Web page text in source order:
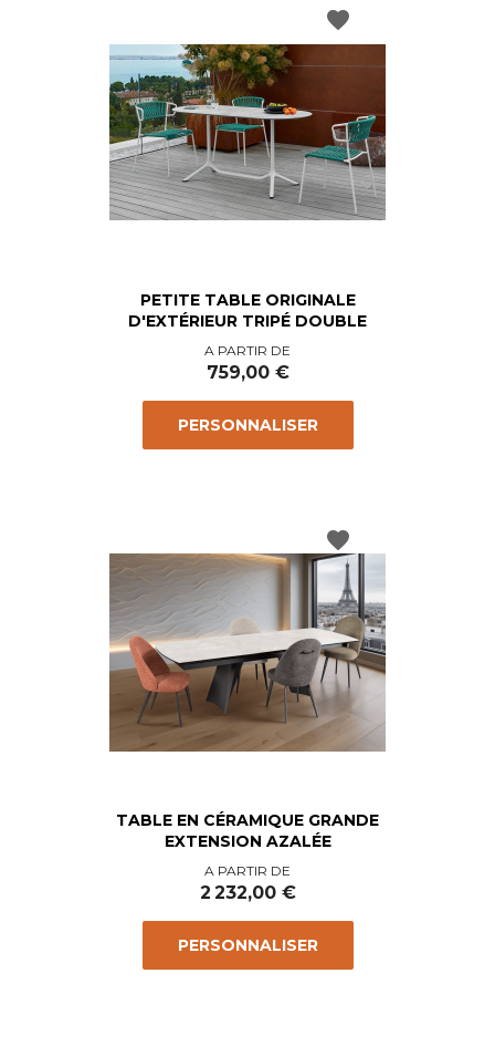
PETITE TABLE ORIGINALE
D'EXTÉRIEUR TRIPÉ DOUBLE
Prix
A PARTIR DE
759,00 €
PERSONNALISER
favorite
TABLE EN CÉRAMIQUE GRANDE
EXTENSION AZALÉE
Prix
A PARTIR DE
2 232,00 €
PERSONNALISER
favorite